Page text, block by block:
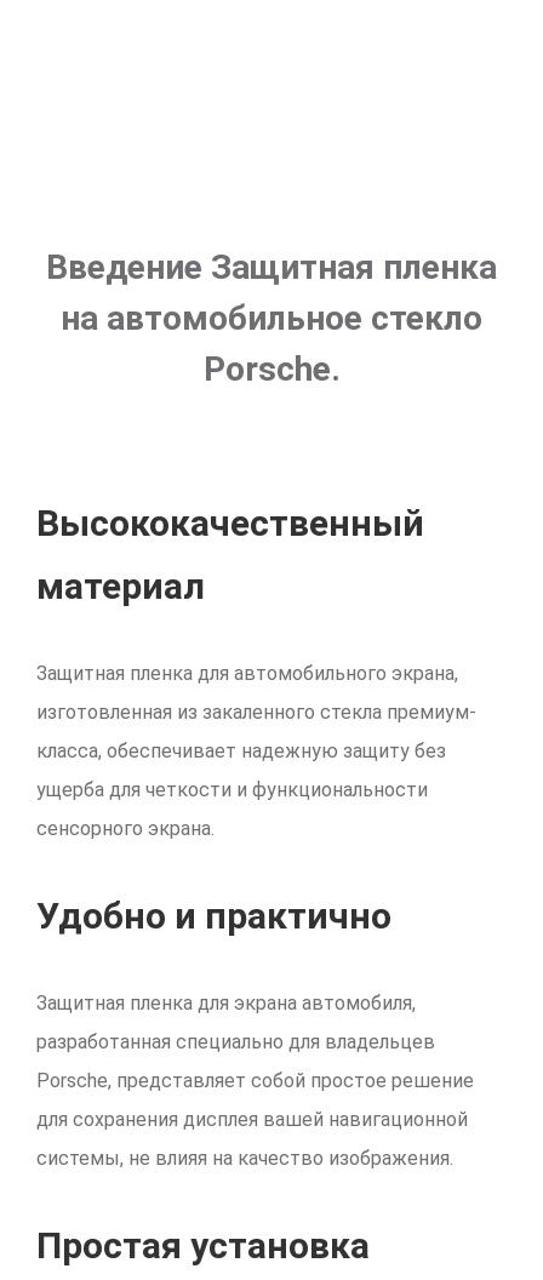
Введение Защитная пленка
на автомобильное стекло
Porsche.
Высококачественный
материал
Защитная пленка для автомобильного экрана,
изготовленная из закаленного стекла премиум-
класса, обеспечивает надежную защиту без
ущерба для четкости и функциональности
сенсорного экрана.
Удобно и практично
Защитная пленка для экрана автомобиля,
разработанная специально для владельцев
Porsche, представляет собой простое решение
для сохранения дисплея вашей навигационной
системы, не влияя на качество изображения.
Простая установка